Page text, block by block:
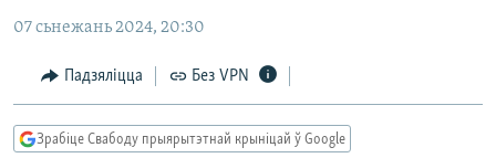
галоўнай
Перайсьці
да
пошуку
ВАЙНА
БЕЛАРУСЫ НА ВАЙНЕ
КНІГІ
АЎДЫЁКНІГІ
FACEBOOK
TWITTER
САЧЫЦЕ ЗА АБНАЎЛЕНЬНЯМІ
07 сьнежань 2024, 20:30
Падзяліцца Без VPN
Зрабіце Свабоду прыярытэтнай крыніцай ў Google